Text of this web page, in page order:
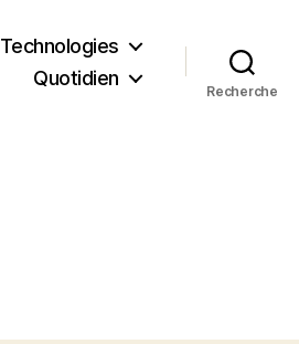
Technologies
Quotidien
Recherche